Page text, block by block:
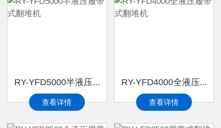
RY-YFD5000半液压...
查看详情
RY-YFD4000全液压...
查看详情